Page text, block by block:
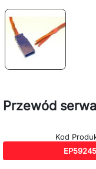
Przewód
Kod
EP59245